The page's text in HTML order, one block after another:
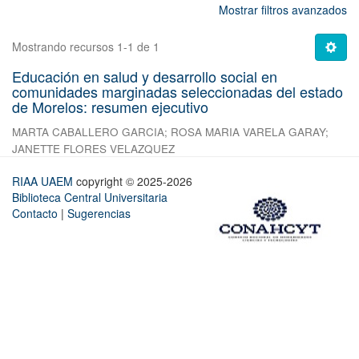
Mostrar filtros avanzados
Mostrando recursos 1-1 de 1
Educación en salud y desarrollo social en
comunidades marginadas seleccionadas del estado
de Morelos: resumen ejecutivo
MARTA CABALLERO GARCIA; ROSA MARIA VARELA GARAY;
JANETTE FLORES VELAZQUEZ
RIAA UAEM copyright © 2025-2026
Biblioteca Central Universitaria
Contacto | Sugerencias